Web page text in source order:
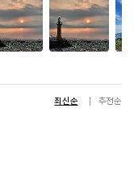
최신순 추천순